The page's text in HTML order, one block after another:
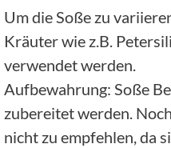
Um die Soße zu
Kräuter wie z.B.
verwendet werden.
Aufbewahrung: Soße
zubereitet werden.
nicht zu empfehlen, da